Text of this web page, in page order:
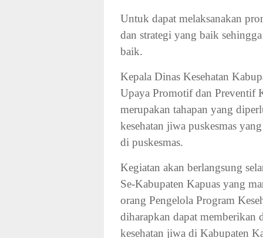
Untuk dapat melaksanakan
dan strategi yang baik
baik.
Kepala Dinas Kesehatan
Upaya Promotif dan Preventif
merupakan tahapan yang
kesehatan jiwa puskesmas
di puskesmas.
Kegiatan akan berlangsung
Se-Kabupaten Kapuas yang
orang Pengelola Program
diharapkan dapat memberikan
kesehatan jiwa di Kabupaten